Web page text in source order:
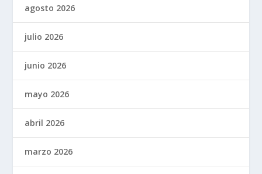
agosto 2026
julio 2026
junio 2026
mayo 2026
abril 2026
marzo 2026